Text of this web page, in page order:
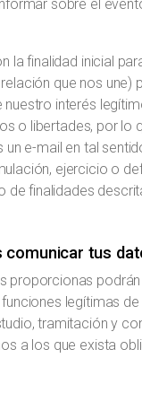
sobre el
la finalidad inicial
que nos
interés
o libertades, por
e-mail en tal
ejercicio o
de finalidades
comunicar tus
proporcionas
legítimas
tramitación y
a los que exista